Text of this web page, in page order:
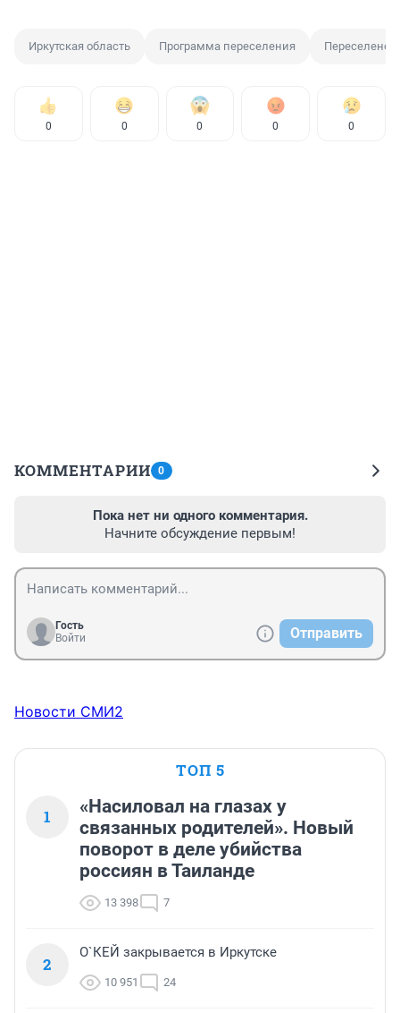
Иркутская область Программа переселения Переселенец
0 0 0 0 0
КОММЕНТАРИИ 0
Пока нет ни одного комментария.
Начните обсуждение первым!
Гость
Войти
Отправить
Новости СМИ2
ТОП 5
1
«Насиловал на глазах у
связанных родителей». Новый
поворот в деле убийства
россиян в Таиланде
13 398 7
2
О`КЕЙ закрывается в Иркутске
10 951 24